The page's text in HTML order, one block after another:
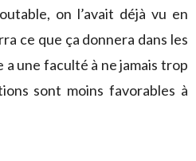
on l’avait déjà vu en
ce que ça donnera dans les
a une faculté à ne jamais trop
sont moins favorables à